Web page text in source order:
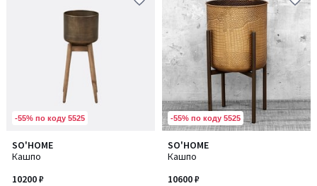
-55% по коду 5525
SO'HOME
Кашпо
10200 ₽
-55% по коду 5525
SO'HOME
Кашпо
10600 ₽